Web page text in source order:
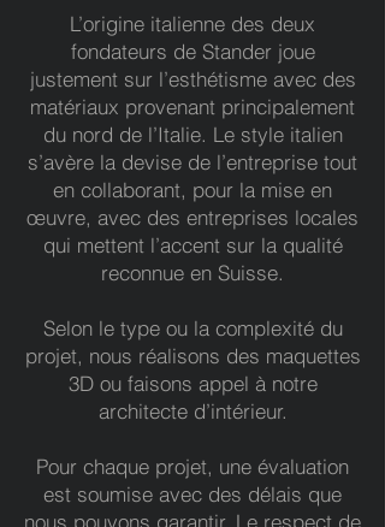
L’origine italienne des deux
fondateurs de Stander joue
justement sur l’esthétisme avec des
matériaux provenant principalement
du nord de l’Italie. Le style italien
s’avère la devise de l’entreprise tout
en collaborant, pour la mise en
œuvre, avec des entreprises locales
qui mettent l’accent sur la qualité
reconnue en Suisse.
Selon le type ou la complexité du
projet, nous réalisons des maquettes
3D ou faisons appel à notre
architecte d’intérieur.
Pour chaque projet, une évaluation
est soumise avec des délais que
nous pouvons garantir. Le respect de